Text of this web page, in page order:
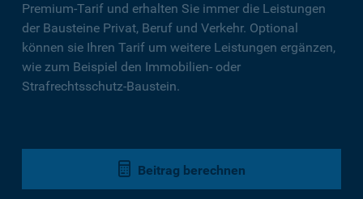
Premium-Tarif und erhalten Sie immer die Leistungen
der Bausteine Privat, Beruf und Verkehr. Optional
können sie Ihren Tarif um weitere Leistungen ergänzen,
wie zum Beispiel den Immobilien- oder
Strafrechtsschutz-Baustein.
Beitrag berechnen